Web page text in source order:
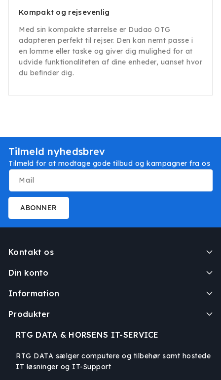
Kompakt og rejsevenlig
Med sin kompakte størrelse er Dudao OTG
adapteren perfekt til rejser. Den kan nemt passe i
en lomme eller taske og giver dig mulighed for at
udvide funktionaliteten af dine enheder, uanset hvor
du befinder dig.
Tilmeld nyhedsbrev
Tilmeld for at modtage gode tilbud og kampagner fra os
Mail
ABONNER
Kontakt os
Din konto
Information
Produkter
RTG DATA & HORSENS IT-SERVICE
RTG DATA sælger computere og tilbehør samt hostede
IT løsninger og IT-Support